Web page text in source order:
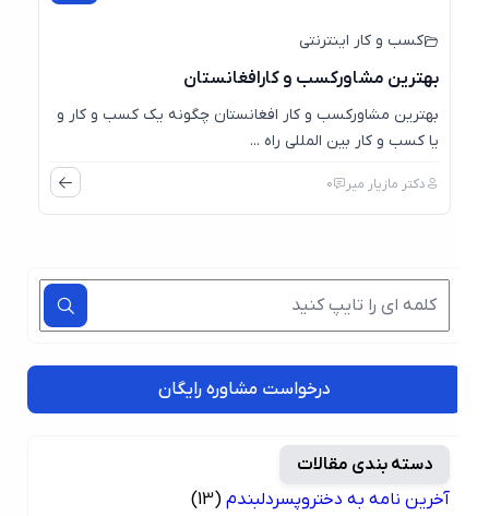
کسب و کار اینترنتی
بهترین مشاورکسب و کارافغانستان
بهترین مشاورکسب و کار افغانستان چگونه یک کسب و کار و
یا کسب و کار بین المللی راه ...
دکتر مازیار میر 0
درخواست مشاوره رایگان
دسته بندی مقالات
آخرین نامه به دختروپسردلبندم (13)